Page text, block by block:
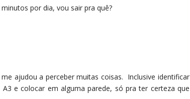
por dia, vou sair pra quê?
ajudou a perceber muitas coisas. Inclusive identificar
e colocar em alguma parede, só pra ter certeza que